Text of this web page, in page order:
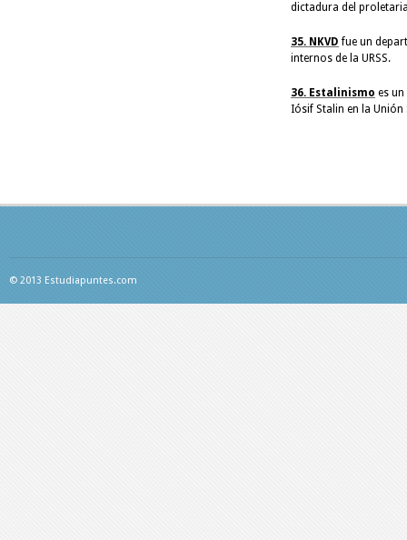
dictadura del
35. NKVD fue un
internos de la URSS.
36. Estalinismo es
Iósif Stalin en la
© 2013 Estudiapuntes.com